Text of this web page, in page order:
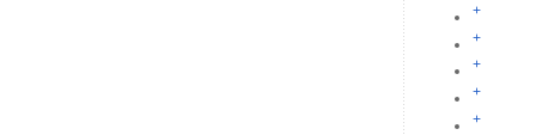
+
+
+
+
+